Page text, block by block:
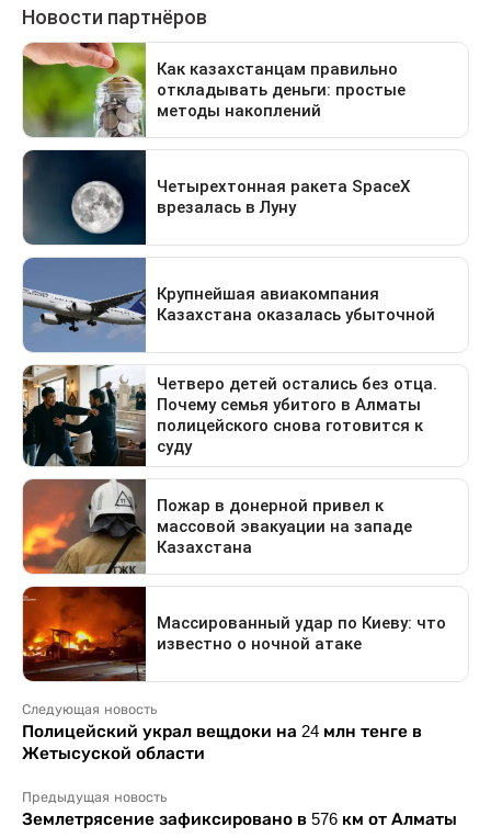
Следующая новость
Полицейский украл вещдоки на 24 млн тенге в
Жетысуской области
Предыдущая новость
Землетрясение зафиксировано в 576 км от Алматы